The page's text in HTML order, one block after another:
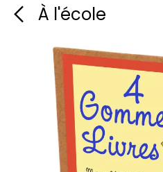
À l'école